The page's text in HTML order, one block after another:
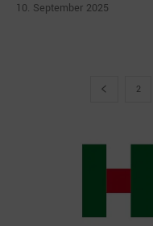
10. September 2025
2